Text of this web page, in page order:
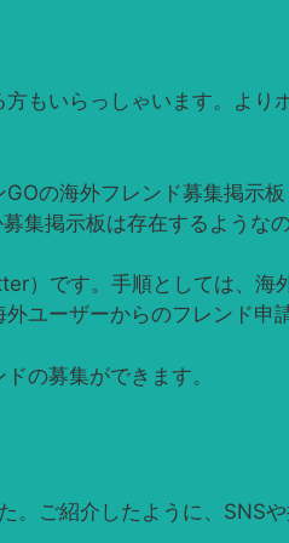
もいらっしゃいます。よ
の海外フレンド募集掲示
集掲示板は存在するような
）です。手順としては、
ユーザーからのフレンド申
の募集ができます。
ご紹介したように、SNS